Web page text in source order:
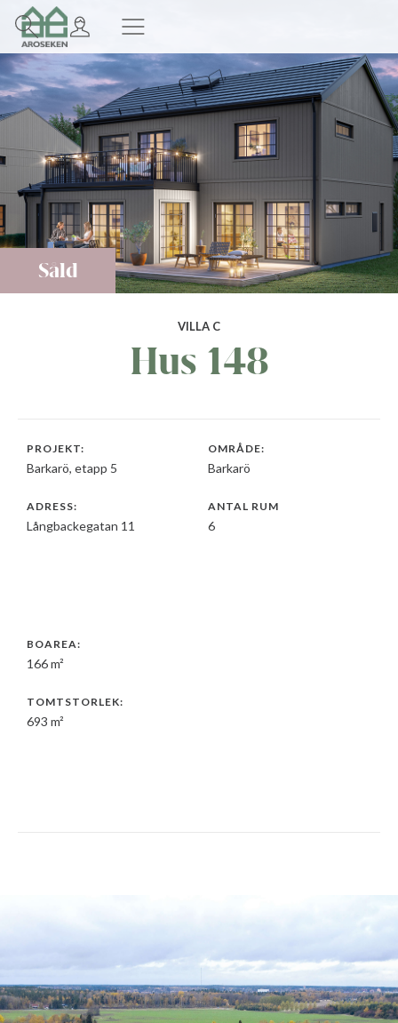
Såld
VILLA C
Hus 148
PROJEKT:
Barkarö, etapp 5
ADRESS:
Långbackegatan 11
OMRÅDE:
Barkarö
ANTAL RUM
6
BOAREA:
166 m²
TOMTSTORLEK:
693 m²